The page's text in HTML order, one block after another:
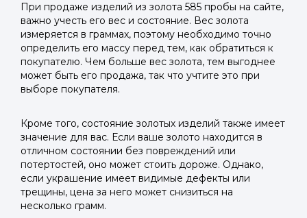
При продаже изделий из золота 585 пробы на сайте,
важно учесть его вес и состояние. Вес золота
измеряется в граммах, поэтому необходимо точно
определить его массу перед тем, как обратиться к
покупателю. Чем больше вес золота, тем выгоднее
может быть его продажа, так что учтите это при
выборе покупателя.
Кроме того, состояние золотых изделий также имеет
значение для вас. Если ваше золото находится в
отличном состоянии без повреждений или
потертостей, оно может стоить дороже. Однако,
если украшение имеет видимые дефекты или
трещины, цена за него может снизиться на
несколько грамм.